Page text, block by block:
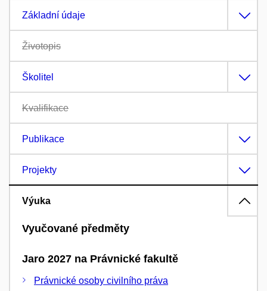
Základní údaje
Životopis
Školitel
Kvalifikace
Publikace
Projekty
Výuka
Vyučované předměty
Jaro 2027 na Právnické fakultě
Právnické osoby civilního práva